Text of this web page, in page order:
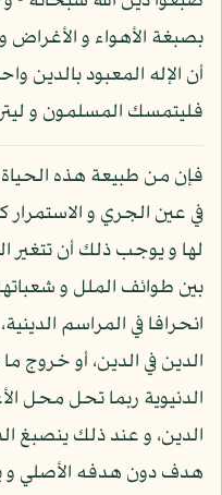
بصبغة الأهواء و الأغراض
أن الإله المعبود بالدين
فليتمسك المسلمون و
فإن من طبيعة هذه الحياة
في عين الجري و
لها و يوجب ذلك أن تتغير
بين طوائف الملل و
انحرافا في المراسم
الدين في الدين، أو خروج
الدنيوية ربما تحل محل
الدين، و عند ذلك ينصبغ
هدف دون هدفه الأصلي و